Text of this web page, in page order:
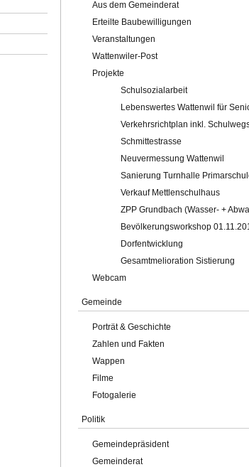
Aus dem Gemeinderat
Erteilte Baubewilligungen
Veranstaltungen
Wattenwiler-Post
Projekte
Schulsozialarbeit
Lebenswertes Wattenwil für
Verkehrsrichtplan inkl.
Schmittestrasse
Neuvermessung Wattenwil
Sanierung Turnhalle
Verkauf Mettlenschulhaus
ZPP Grundbach (Wasser- +
Bevölkerungsworkshop
Dorfentwicklung
Gesamtmelioration Sistierung
Webcam
Gemeinde
Porträt & Geschichte
Zahlen und Fakten
Wappen
Filme
Fotogalerie
Politik
Gemeindepräsident
Gemeinderat